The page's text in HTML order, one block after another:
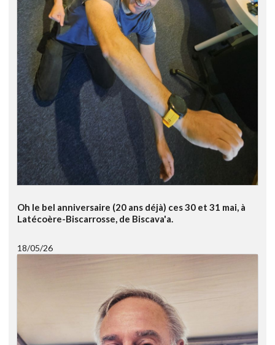
Oh le bel anniversaire (20 ans déjà) ces 30 et 31 mai, à
Latécoère-Biscarrosse, de Biscava'a.
18/05/26